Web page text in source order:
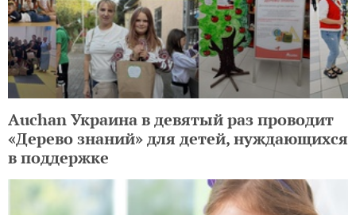
Auchan Украина в девятый раз проводит
«Дерево знаний» для детей, нуждающихся
в поддержке